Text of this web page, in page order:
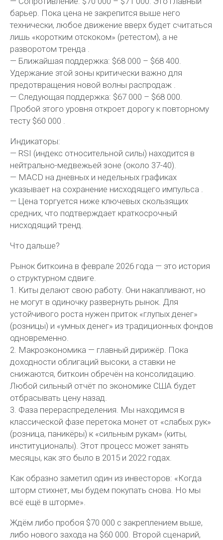
барьер. Пока цена не закрепится выше него
технически, любое движение вверх будет считаться
лишь «коротким отскоком» (ретестом), а не
разворотом тренда .
— Ближайшая поддержка: $68 000 – $68 400.
Удержание этой зоны критически важно для
предотвращения новой волны распродаж .
— Следующая поддержка: $67 000 – $68 000.
Пробой этого уровня откроет дорогу к повторному
тесту $60 000 .
Индикаторы:
— RSI (индекс относительной силы) находится в
нейтрально-медвежьей зоне (около 37-40).
— MACD на дневных и недельных графиках
указывает на сохранение нисходящего импульса .
— Цена торгуется ниже ключевых скользящих
средних, что подтверждает краткосрочный
нисходящий тренд.
Что дальше?
Рынок биткоина в феврале 2026 года — это история
о структурном сдвиге.
1. Киты делают свою работу. Они накапливают, но
не могут в одиночку развернуть рынок. Для
устойчивого роста нужен приток «глупых денег»
(розницы) и «умных денег» из традиционных фондов
одновременно.
2. Макроэкономика — главный дирижёр. Пока
доходности облигаций высоки, а ставки не
снижаются, биткоин обречён на консолидацию.
Любой сильный отчёт по экономике США будет
отбрасывать цену назад.
3. Фаза перераспределения. Мы находимся в
классической фазе перетока монет от «слабых рук»
(розница, паникёры) к «сильным рукам» (киты,
институционалы). Этот процесс может занять
месяцы, как это было в 2015 и 2022 годах.
Как образно заметил один из инвесторов: «Когда
шторм стихнет, мы будем покупать снова. Но мы
всё ещё в шторме».
Ждём либо пробоя $70 000 с закреплением выше,
либо нового захода на $60 000. Второй сценарий,